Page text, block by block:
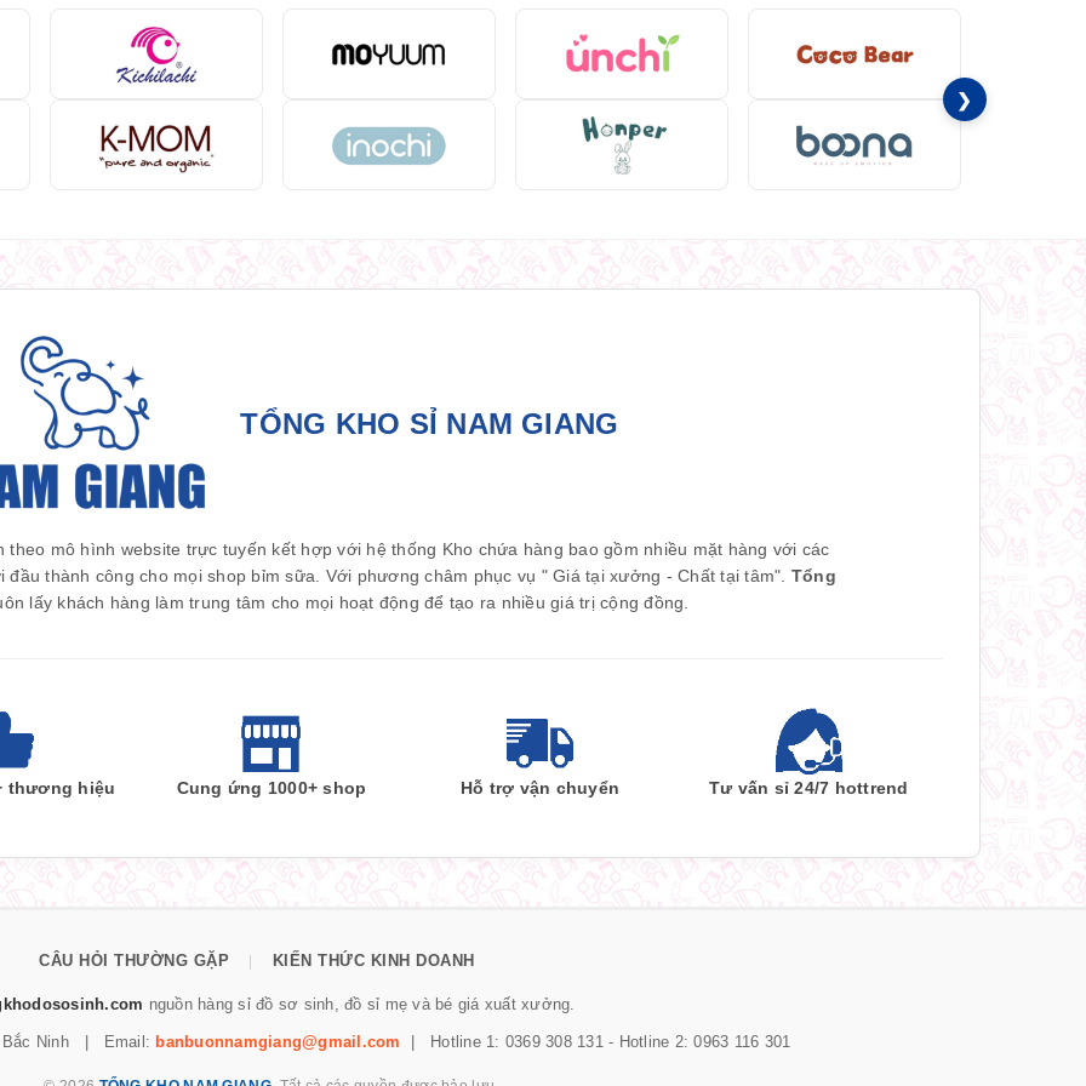
❯
TỔNG KHO SỈ NAM GIANG
theo mô hình website trực tuyến kết hợp với hệ thống Kho chứa hàng bao gồm nhiều mặt hàng với các
thành công cho mọi shop bỉm sữa. Với phương châm phục vụ " Giá tại xưởng - Chất tại tâm". Tổng
lấy khách hàng làm trung tâm cho mọi hoạt động để tạo ra nhiều giá trị cộng đồng.
thương hiệu Cung ứng 1000+ shop Hỗ trợ vận chuyển Tư vấn sỉ 24/7 hottrend
CÂU HỎI THƯỜNG GẶP KIẾN THỨC KINH DOANH
nguồn hàng sỉ đồ sơ sinh, đồ sỉ mẹ và bé giá xuất xưởng.
Bắc Ninh | Email: banbuonnamgiang@gmail.com | Hotline 1: 0369 308 131 - Hotline 2: 0963 116 301